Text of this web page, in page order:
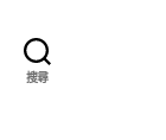
搜尋